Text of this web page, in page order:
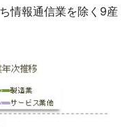
情報通信業を除く9産